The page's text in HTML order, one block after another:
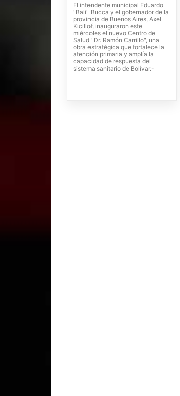
El intendente municipal Eduardo
"Bali" Bucca y el gobernador de la
provincia de Buenos Aires, Axel
Kicillof, inauguraron este
miércoles el nuevo Centro de
Salud "Dr. Ramón Carrillo", una
obra estratégica que fortalece la
atención primaria y amplía la
capacidad de respuesta del
sistema sanitario de Bolívar.-